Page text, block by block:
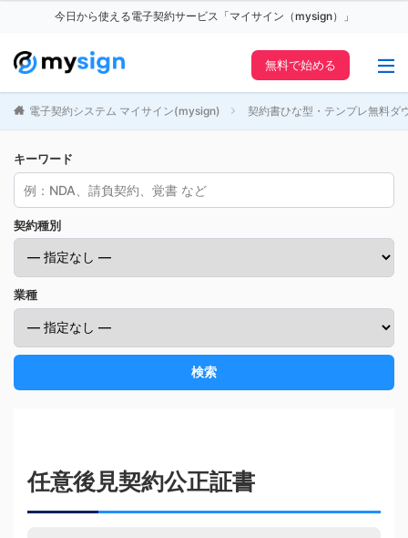
今日から使える電子契約サービス「マイサイン（mysign）」
無料で始める
電子契約システム マイサイン(mysign) 契約書ひな型・テンプレ無料ダ
キーワード
契約種別
業種
検索
任意後見契約公正証書